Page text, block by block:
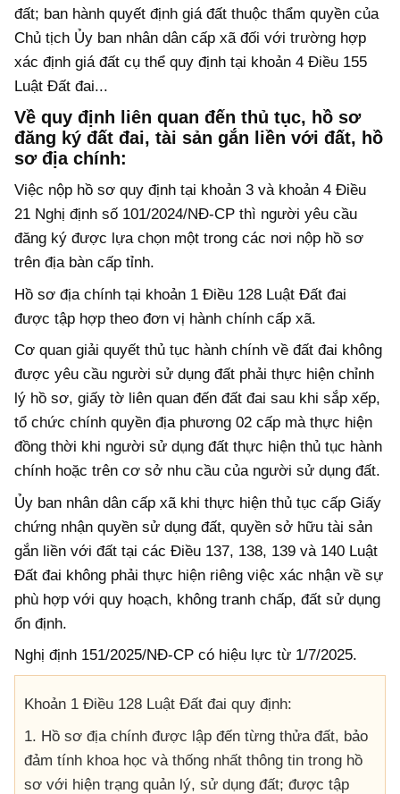
đất; ban hành quyết định giá đất thuộc thẩm quyền của
Chủ tịch Ủy ban nhân dân cấp xã đối với trường hợp
xác định giá đất cụ thể quy định tại khoản 4 Điều 155
Luật Đất đai...
Về quy định liên quan đến thủ tục, hồ sơ
đăng ký đất đai, tài sản gắn liền với đất, hồ
sơ địa chính:
Việc nộp hồ sơ quy định tại khoản 3 và khoản 4 Điều
21 Nghị định số 101/2024/NĐ-CP thì người yêu cầu
đăng ký được lựa chọn một trong các nơi nộp hồ sơ
trên địa bàn cấp tỉnh.
Hồ sơ địa chính tại khoản 1 Điều 128 Luật Đất đai
được tập hợp theo đơn vị hành chính cấp xã.
Cơ quan giải quyết thủ tục hành chính về đất đai không
được yêu cầu người sử dụng đất phải thực hiện chỉnh
lý hồ sơ, giấy tờ liên quan đến đất đai sau khi sắp xếp,
tổ chức chính quyền địa phương 02 cấp mà thực hiện
đồng thời khi người sử dụng đất thực hiện thủ tục hành
chính hoặc trên cơ sở nhu cầu của người sử dụng đất.
Ủy ban nhân dân cấp xã khi thực hiện thủ tục cấp Giấy
chứng nhận quyền sử dụng đất, quyền sở hữu tài sản
gắn liền với đất tại các Điều 137, 138, 139 và 140 Luật
Đất đai không phải thực hiện riêng việc xác nhận về sự
phù hợp với quy hoạch, không tranh chấp, đất sử dụng
ổn định.
Nghị định 151/2025/NĐ-CP có hiệu lực từ 1/7/2025.
Khoản 1 Điều 128 Luật Đất đai quy định:
1. Hồ sơ địa chính được lập đến từng thửa đất, bảo
đảm tính khoa học và thống nhất thông tin trong hồ
sơ với hiện trạng quản lý, sử dụng đất; được tập